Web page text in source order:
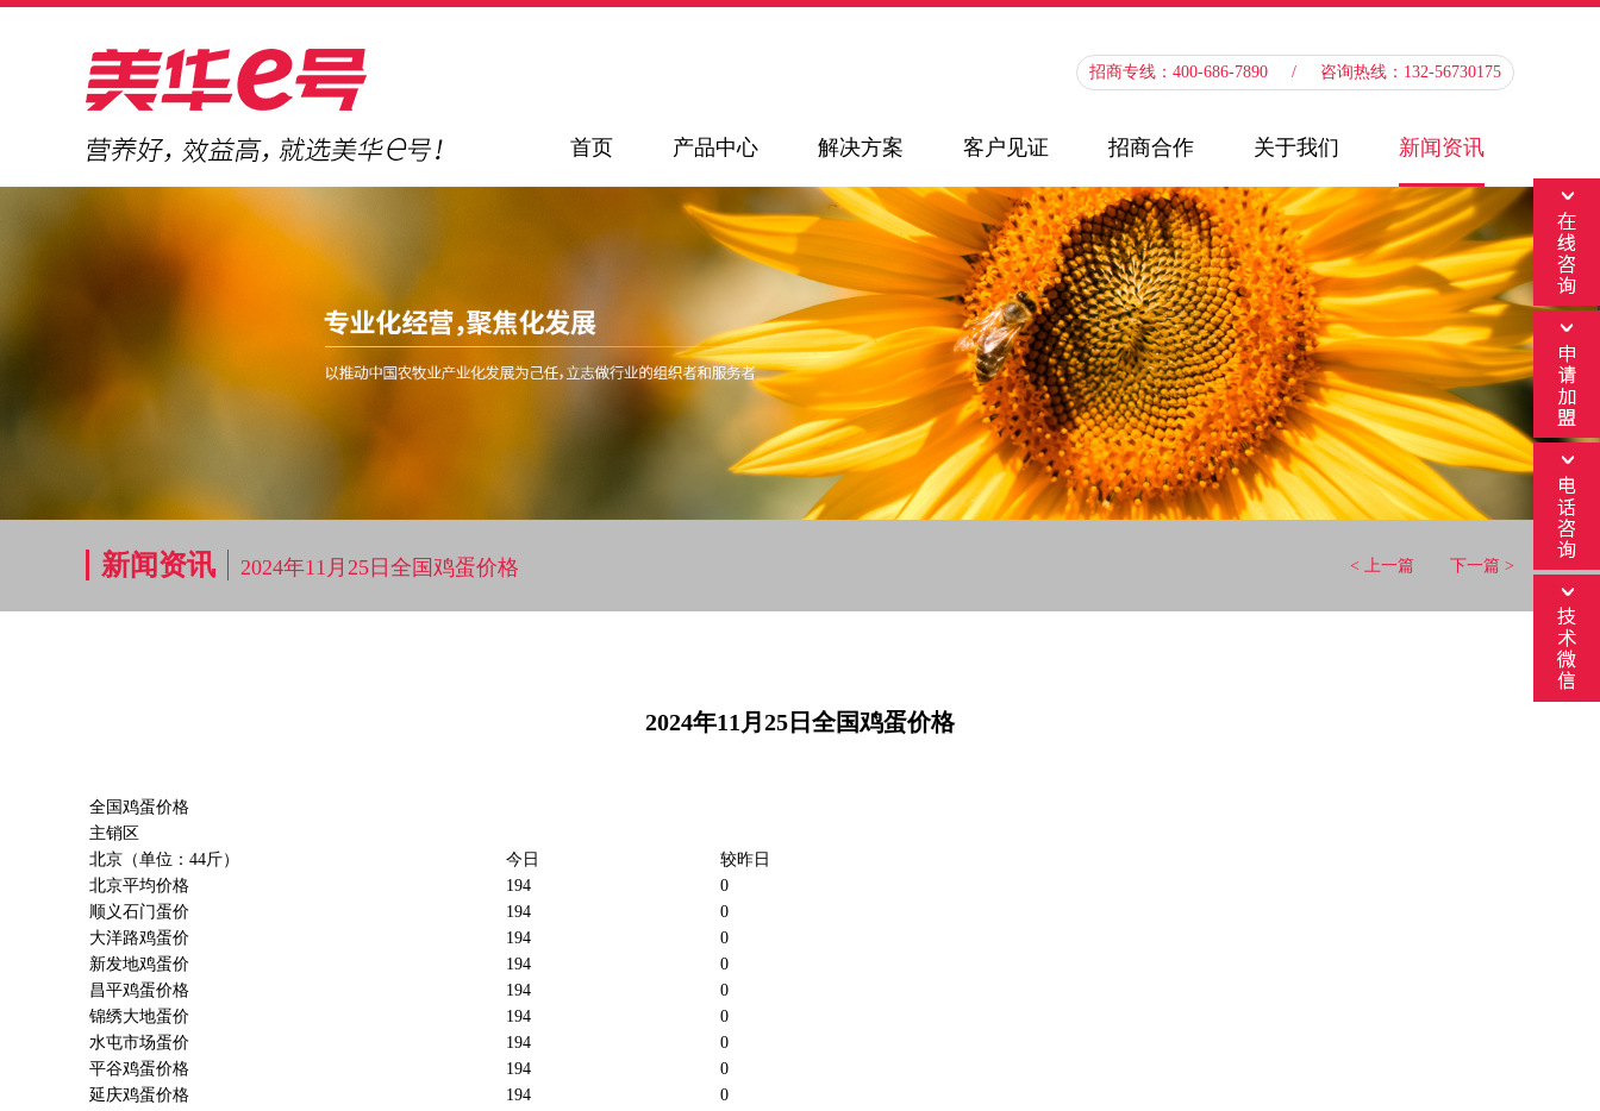
招商专线：400-686-7890 / 咨询热线：132-56730175
首页 产品中心 解决方案 客户见证 招商合作 关于我们 新闻资讯
新闻资讯 2024年11月25日全国鸡蛋价格 < 上一篇 下一篇 >
2024年11月25日全国鸡蛋价格
全国鸡蛋价格
主销区
北京（单位：44斤）
今日
较昨日
北京平均价格
194
0
顺义石门蛋价
194
0
大洋路鸡蛋价
194
0
新发地鸡蛋价
194
0
昌平鸡蛋价格
194
0
锦绣大地蛋价
194
0
水屯市场蛋价
194
0
平谷鸡蛋价格
194
0
延庆鸡蛋价格
194
0